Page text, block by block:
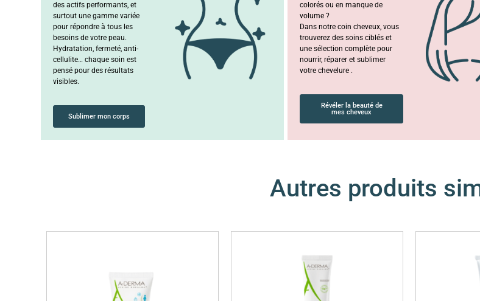
des actifs performants, et
surtout une gamme variée
pour répondre à tous les
besoins de votre peau.
Hydratation, fermeté, anti-
cellulite… chaque soin est
pensé pour des résultats
visibles.
Sublimer mon corps
colorés ou en manque de
volume ?
Dans notre coin cheveux, vous
trouverez des soins ciblés et
une sélection complète pour
nourrir, réparer et sublimer
votre chevelure .
Révéler la beauté de
mes cheveux
Autres produits